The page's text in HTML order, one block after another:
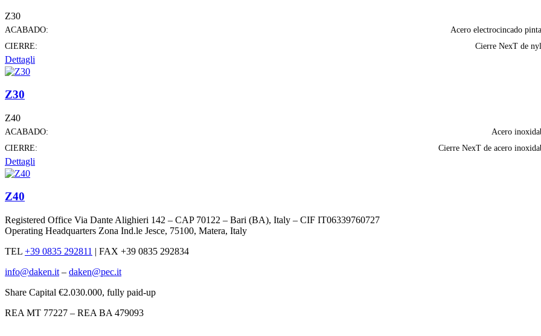
Z30
ACABADO:
Acero electrocincado
CIERRE:
Cierre NexT de
Dettagli
Z30
Z40
ACABADO:
Acero
CIERRE:
Cierre NexT de acero
Dettagli
Z40
Registered Office Via Dante Alighieri 142 – CAP 70122 – Bari (BA), Italy – CIF IT06339760727
Operating Headquarters Zona Ind.le Jesce, 75100, Matera, Italy
TEL +39 0835 292811 | FAX +39 0835 292834
info@daken.it – daken@pec.it
Share Capital €2.030.000, fully paid-up
REA MT 77227 – REA BA 479093